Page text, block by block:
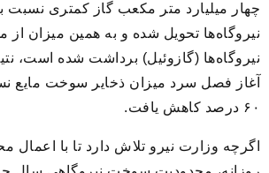
چهار میلیارد متر مکعب گاز کمتری نسبت
نیروگاه‌ها تحویل شده و به همین میزان
نیروگاه‌ها (گازوئیل) برداشت شده است،
آغاز فصل سرد میزان ذخایر سوخت مایع
۶۰ درصد کاهش یافت.
اگرچه وزارت نیرو تلاش دارد تا با اعمال